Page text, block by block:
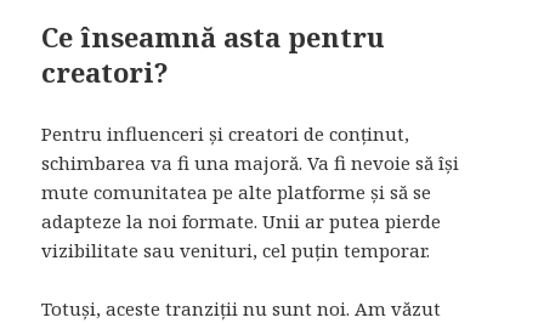
Ce înseamnă asta pentru
creatori?
Pentru influenceri și creatori de conținut,
schimbarea va fi una majoră. Va fi nevoie să își
mute comunitatea pe alte platforme și să se
adapteze la noi formate. Unii ar putea pierde
vizibilitate sau venituri, cel puțin temporar.
Totuși, aceste tranziții nu sunt noi. Am văzut